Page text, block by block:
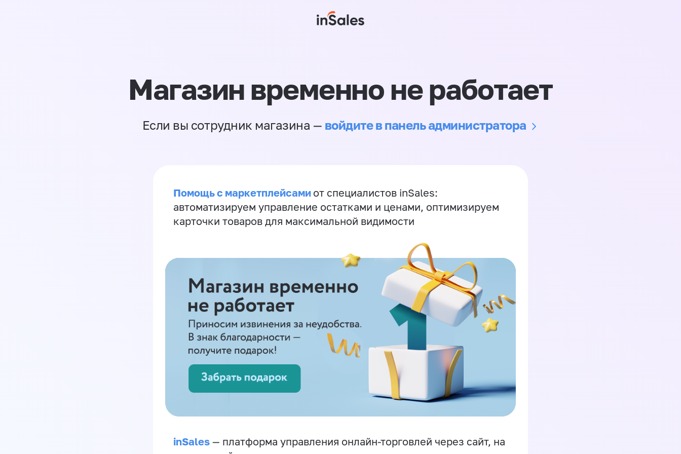
Магазин временно не работает
Если вы сотрудник магазина — войдите в панель администратора
Помощь с маркетплейсами от специалистов inSales:
автоматизируем управление остатками и ценами, оптимизируем
карточки товаров для максимальной видимости
inSales — платформа управления онлайн-торговлей через сайт, на